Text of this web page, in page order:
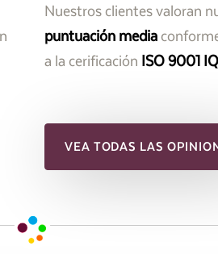
Nuestros clientes valoran
puntuación media
a la cerificación ISO 9001
VEA TODAS LAS